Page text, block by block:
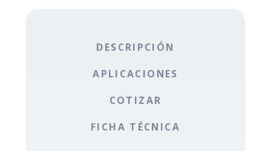
DESCRIPCIÓN
APLICACIONES
COTIZAR
FICHA TÉCNICA